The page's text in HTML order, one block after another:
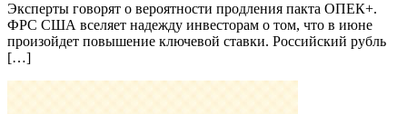
Эксперты говорят о вероятности продления пакта ОПЕК+.
ФРС США вселяет надежду инвесторам о том, что в июне
произойдет повышение ключевой ставки. Российский рубль
[…]